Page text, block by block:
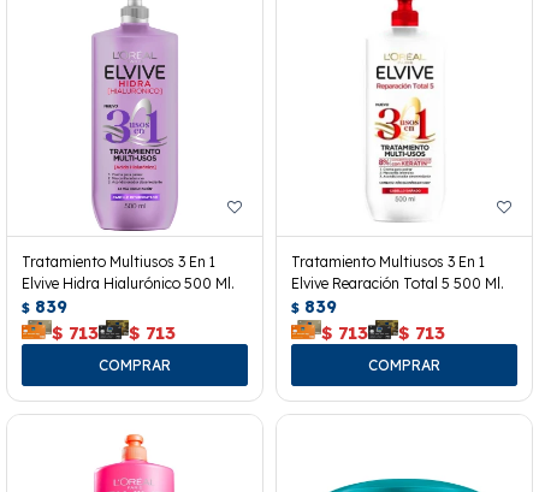
Tratamiento Multiusos 3 En 1
Elvive Hidra Hialurónico 500 Ml.
$ 839
$ 713 $ 713
Tratamiento Multiusos 3 En 1
Elvive Rearación Total 5 500 Ml.
$ 839
$ 713 $ 713